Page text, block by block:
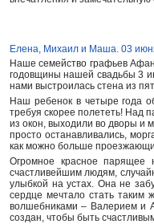
Елена, Михаил и Маша. 03
Наше семейство графьев
годовщины нашей свадьбы 3
нами выстроилась стена из
Наш ребенок в четыре года
требуя скорее полететь! Над
из окон, выходили во дворы и
просто останавливались,
как можно больше
Огромное красное
счастливейшим людям,
улыбкой на устах. Она не
сердце мечтало стать
волшебниками – Валерием и
создан, чтобы быть